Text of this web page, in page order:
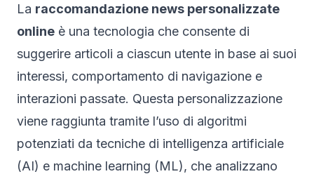
La raccomandazione news personalizzate
online è una tecnologia che consente di
suggerire articoli a ciascun utente in base ai suoi
interessi, comportamento di navigazione e
interazioni passate. Questa personalizzazione
viene raggiunta tramite l’uso di algoritmi
potenziati da tecniche di intelligenza artificiale
(AI) e machine learning (ML), che analizzano